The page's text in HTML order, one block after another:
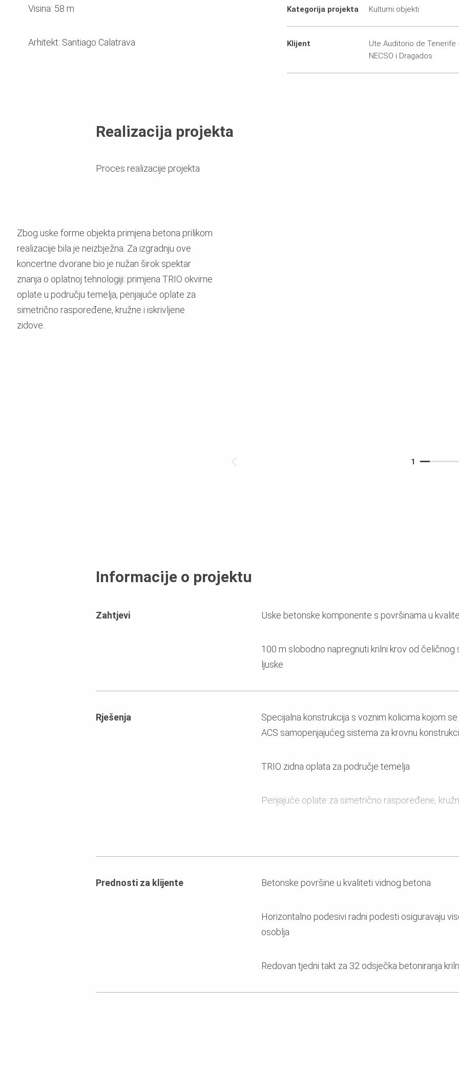
Visina: 58 m
Arhitekt: Santiago Calatrava
Kategorija projekta Kulturni objekti
Klijent
Ute Auditorio de Tenerife
NECSO i Dragados
Realizacija projekta
Proces realizacije projekta
1
Zbog uske forme objekta primjena betona prilikom
realizacije bila je neizbježna. Za izgradnju ove
koncertne dvorane bio je nužan širok spektar
znanja o oplatnoj tehnologiji: primjena TRIO okvirne
oplate u području temelja, penjajuće oplate za
simetrično raspoređene, kružne i iskrivljene
zidove.
Informacije o projektu
Zahtjevi Uske betonske komponente s površinama u
100 m slobodno napregnuti krilni krov od čeličnog
ljuske
Rješenja
Specijalna konstrukcija s voznim kolicima kojom
ACS samopenjajućeg sistema za krovnu
TRIO zidna oplata za područje temelja
Penjajuće oplate za simetrično raspoređene,
Prednosti za klijente Betonske površine u kvaliteti vidnog betona
Horizontalno podesivi radni podesti osiguravaju
osoblja
Redovan tjedni takt za 32 odsječka betoniranja